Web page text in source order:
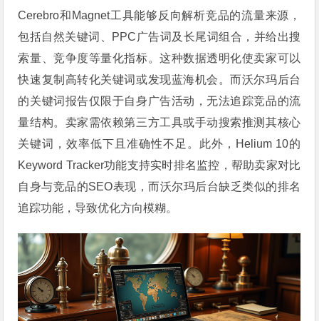
Cerebro和Magnet工具能够反向解析竞品的流量来源，
包括自然关键词、PPC广告词及长尾词组合，并给出搜
索量、竞争度等量化指标。这种数据透明化使卖家可以
快速复制高转化关键词或发现蓝海机会。而沃尔玛后台
的关键词报告仅限于自身广告活动，无法追踪竞品的流
量结构。卖家需依赖第三方工具或手动搜索推测其核心
关键词，效率低下且准确性不足。此外，Helium 10的
Keyword Tracker功能支持实时排名监控，帮助卖家对比
自身与竞品的SEO表现，而沃尔玛后台缺乏类似的排名
追踪功能，导致优化方向模糊。